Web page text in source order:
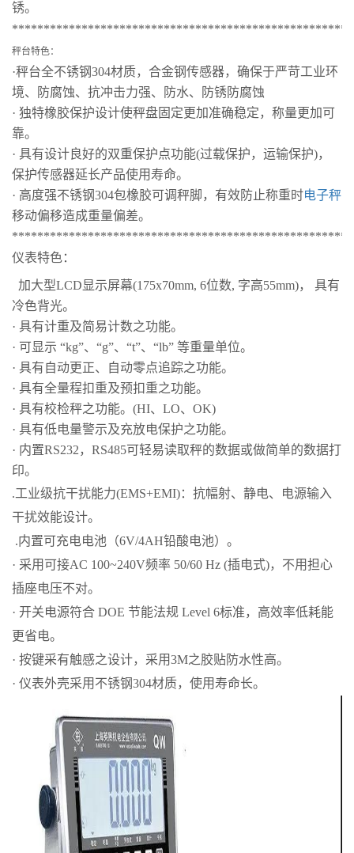
锈。
秤台特色：
·秤台全不锈钢304材质， 合金钢传感器， 确保于严苛工业环
境、 防腐蚀、 抗冲击力强、 防水、 防锈防腐蚀
· 独特橡胶保护设计使秤盘固定更加准确稳定，称量更加可
靠。
· 具有设计良好的双重保护点功能(过载保护，运输保护)，
保护传感器延长产品使用寿命。
· 高度强不锈钢304包橡胶可调秤脚，有效防止称重时电子秤
移动偏移造成重量偏差。
仪表特色：
加大型LCD显示屏幕(175x70mm, 6位数, 字高55mm)， 具有
冷色背光。
· 具有计重及简易计数之功能。
· 可显示 “kg”、“g”、“t”、“lb” 等重量单位。
· 具有自动更正、自动零点追踪之功能。
· 具有全量程扣重及预扣重之功能。
· 具有校检秤之功能。(HI、LO、OK)
· 具有低电量警示及充放电保护之功能。
· 内置RS232，RS485可轻易读取秤的数据或做简单的数据打
印。
.工业级抗干扰能力(EMS+EMI)：抗幅射、静电、电源输入
干扰效能设计。
.内置可充电电池（6V/4AH铅酸电池）。
· 采用可接AC 100~240V频率 50/60 Hz (插电式)，不用担心
插座电压不对。
· 开关电源符合 DOE 节能法规 Level 6标准，高效率低耗能
更省电。
· 按键采有触感之设计，采用3M之胶贴防水性高。
· 仪表外壳采用不锈钢304材质，使用寿命长。